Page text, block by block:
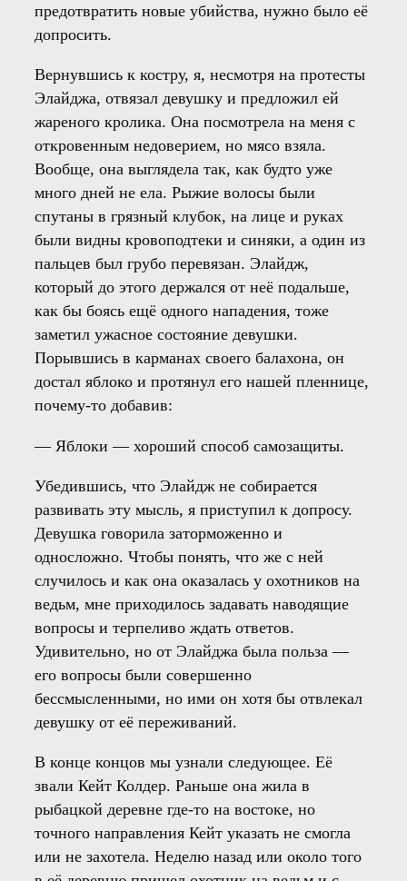
предотвратить новые убийства, нужно было её
допросить.
Вернувшись к костру, я, несмотря на протесты
Элайджа, отвязал девушку и предложил ей
жареного кролика. Она посмотрела на меня с
откровенным недоверием, но мясо взяла.
Вообще, она выглядела так, как будто уже
много дней не ела. Рыжие волосы были
спутаны в грязный клубок, на лице и руках
были видны кровоподтеки и синяки, а один из
пальцев был грубо перевязан. Элайдж,
который до этого держался от неё подальше,
как бы боясь ещё одного нападения, тоже
заметил ужасное состояние девушки.
Порывшись в карманах своего балахона, он
достал яблоко и протянул его нашей пленнице,
почему-то добавив:
— Яблоки — хороший способ самозащиты.
Убедившись, что Элайдж не собирается
развивать эту мысль, я приступил к допросу.
Девушка говорила заторможенно и
односложно. Чтобы понять, что же с ней
случилось и как она оказалась у охотников на
ведьм, мне приходилось задавать наводящие
вопросы и терпеливо ждать ответов.
Удивительно, но от Элайджа была польза —
его вопросы были совершенно
бессмысленными, но ими он хотя бы отвлекал
девушку от её переживаний.
В конце концов мы узнали следующее. Её
звали Кейт Колдер. Раньше она жила в
рыбацкой деревне где-то на востоке, но
точного направления Кейт указать не смогла
или не захотела. Неделю назад или около того